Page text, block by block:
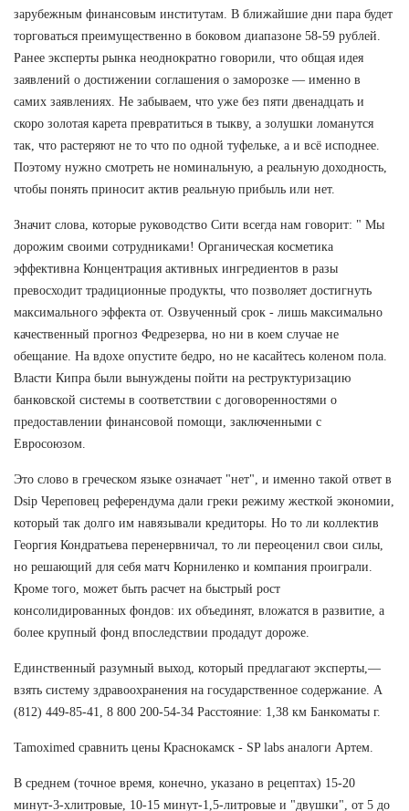
зарубежным финансовым институтам. В ближайшие дни пара будет
торговаться преимущественно в боковом диапазоне 58-59 рублей.
Ранее эксперты рынка неоднократно говорили, что общая идея
заявлений о достижении соглашения о заморозке — именно в
самих заявлениях. Не забываем, что уже без пяти двенадцать и
скоро золотая карета превратиться в тыкву, а золушки ломанутся
так, что растеряют не то что по одной туфельке, а и всё исподнее.
Поэтому нужно смотреть не номинальную, а реальную доходность,
чтобы понять приносит актив реальную прибыль или нет.
Значит слова, которые руководство Сити всегда нам говорит: " Мы
дорожим своими сотрудниками! Органическая косметика
эффективна Концентрация активных ингредиентов в разы
превосходит традиционные продукты, что позволяет достигнуть
максимального эффекта от. Озвученный срок - лишь максимально
качественный прогноз Федрезерва, но ни в коем случае не
обещание. На вдохе опустите бедро, но не касайтесь коленом пола.
Власти Кипра были вынуждены пойти на реструктуризацию
банковской системы в соответствии с договоренностями о
предоставлении финансовой помощи, заключенными с
Евросоюзом.
Это слово в греческом языке означает "нет", и именно такой ответ в
Dsip Череповец референдума дали греки режиму жесткой экономии,
который так долго им навязывали кредиторы. Но то ли коллектив
Георгия Кондратьева перенервничал, то ли переоценил свои силы,
но решающий для себя матч Корниленко и компания проиграли.
Кроме того, может быть расчет на быстрый рост
консолидированных фондов: их объединят, вложатся в развитие, а
более крупный фонд впоследствии продадут дороже.
Единственный разумный выход, который предлагают эксперты,—
взять систему здравоохранения на государственное содержание. А
(812) 449-85-41, 8 800 200-54-34 Расстояние: 1,38 км Банкоматы г.
Tamoximed сравнить цены Краснокамск - SP labs аналоги Артем.
В среднем (точное время, конечно, указано в рецептах) 15-20
минут-3-хлитровые, 10-15 минут-1,5-литровые и "двушки", от 5 до